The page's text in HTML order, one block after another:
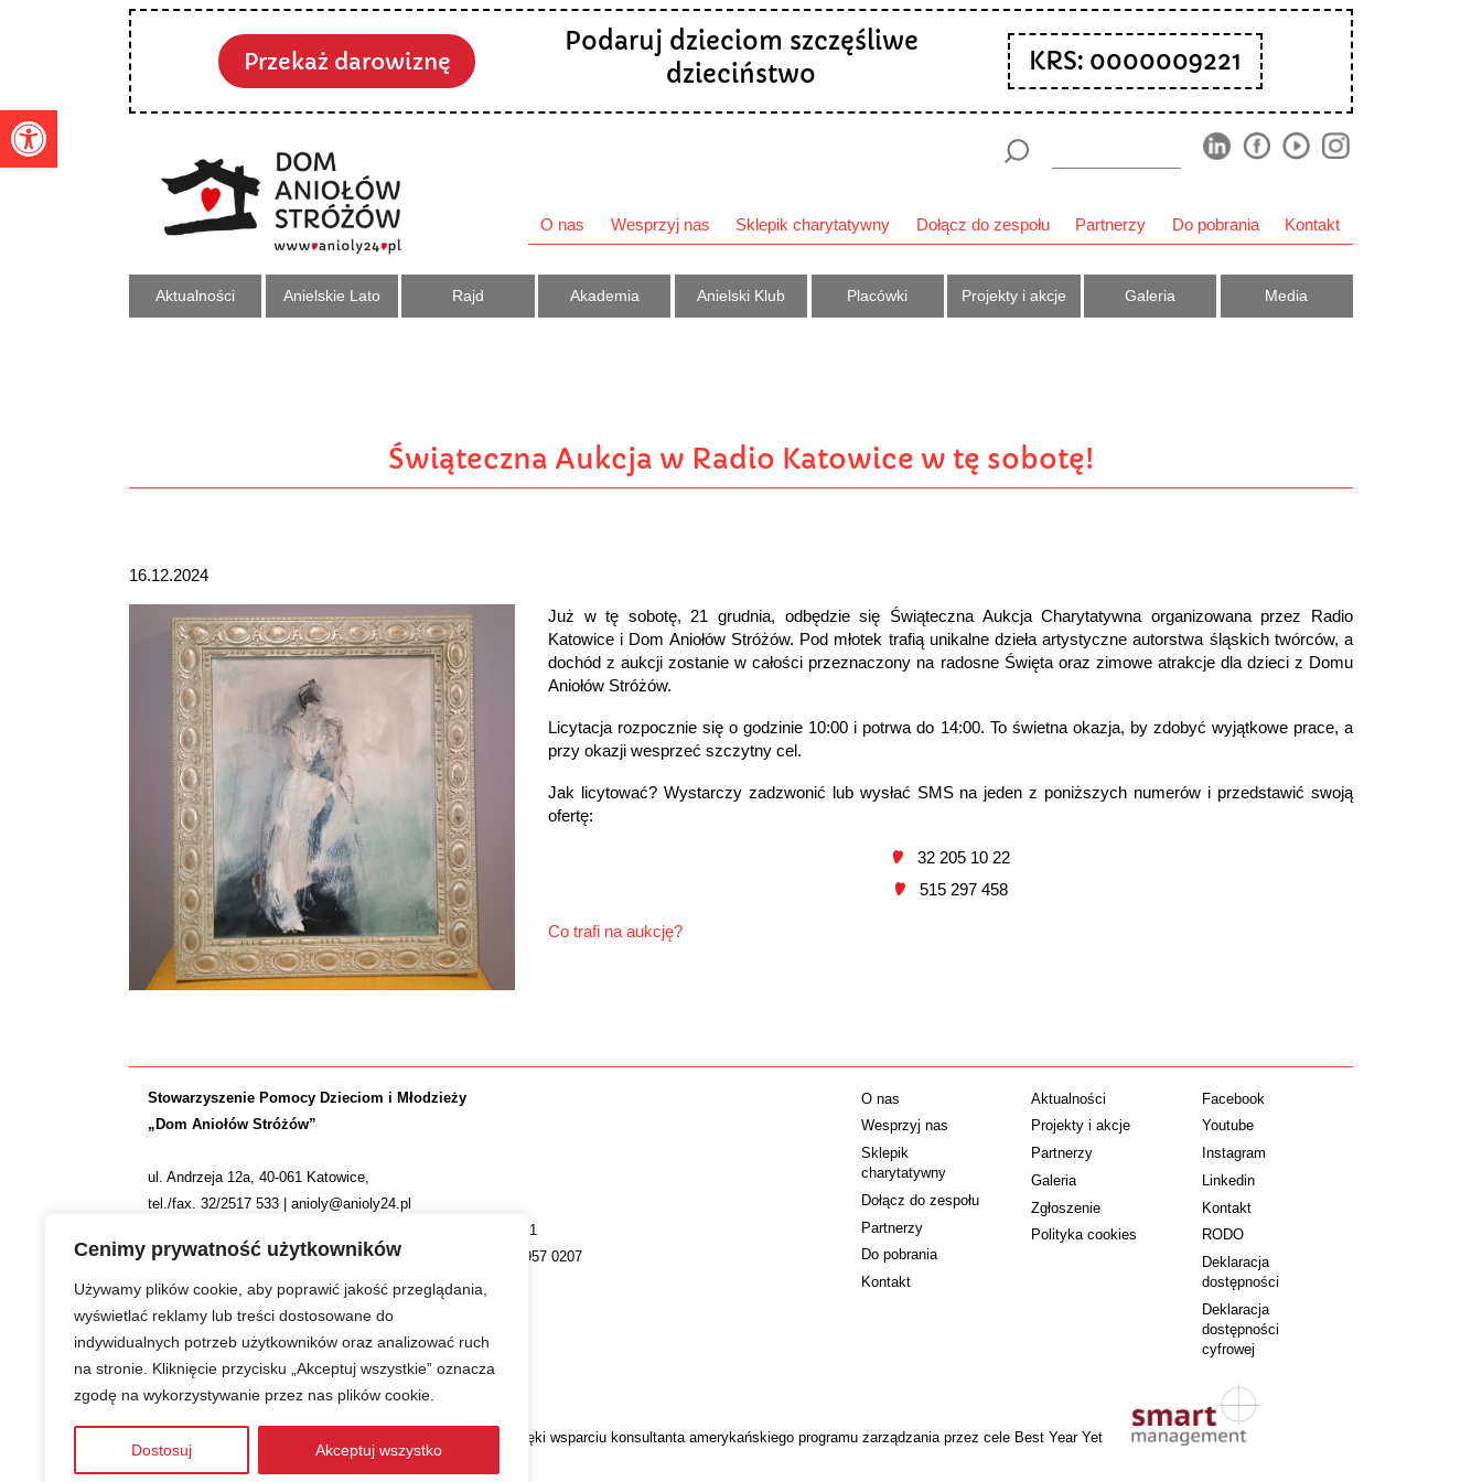
Otwórz pasek narzędzi
Cenimy prywatność użytkowników
Używamy plików cookie, aby poprawić jakość przeglądania,
wyświetlać reklamy lub treści dostosowane do
indywidualnych potrzeb użytkowników oraz analizować ruch
na stronie. Kliknięcie przycisku „Akceptuj wszystkie” oznacza
zgodę na wykorzystywanie przez nas plików cookie.
Dostosuj Akceptuj wszystko
Przekaż darowiznę
Podaruj dzieciom szczęśliwe
dzieciństwo
KRS: 0000009221
O nas Wesprzyj nas Sklepik charytatywny Dołącz do zespołu Partnerzy Do pobrania Kontakt
Aktualności Anielskie Lato Rajd Akademia Anielski Klub Placówki Projekty i akcje Galeria Media
Świąteczna Aukcja w Radio Katowice w tę sobotę!
16.12.2024
Już w tę sobotę, 21 grudnia, odbędzie się Świąteczna Aukcja Charytatywna organizowana przez Radio
Katowice i Dom Aniołów Stróżów. Pod młotek trafią unikalne dzieła artystyczne autorstwa śląskich twórców, a
dochód z aukcji zostanie w całości przeznaczony na radosne Święta oraz zimowe atrakcje dla dzieci z Domu
Aniołów Stróżów.
Licytacja rozpocznie się o godzinie 10:00 i potrwa do 14:00. To świetna okazja, by zdobyć wyjątkowe prace, a
przy okazji wesprzeć szczytny cel.
Jak licytować? Wystarczy zadzwonić lub wysłać SMS na jeden z poniższych numerów i przedstawić swoją
ofertę:
32 205 10 22
515 297 458
Co trafi na aukcję?
Stowarzyszenie Pomocy Dzieciom i Młodzieży
„Dom Aniołów Stróżów”
ul. Andrzeja 12a, 40-061 Katowice,
tel./fax. 32/2517 533 | anioly@anioly24.pl
NIP: 634 24 24 781 | REGON: 277553974 | KRS 0000009221
Nr konta: ING Bank Śląski S.A. 36 1050 1214 1000 0022 4957 0207
O nas
Wesprzyj nas
Sklepik
charytatywny
Dołącz do zespołu
Partnerzy
Do pobrania
Kontakt
Aktualności
Projekty i akcje
Partnerzy
Galeria
Zgłoszenie
Polityka cookies
Facebook
Youtube
Instagram
Linkedin
Kontakt
RODO
Deklaracja
dostępności
Deklaracja
dostępności
cyfrowej
Zwiększamy efektywność naszych codziennych działań dzięki wsparciu konsultanta amerykańskiego programu zarządzania przez cele Best Year Yet